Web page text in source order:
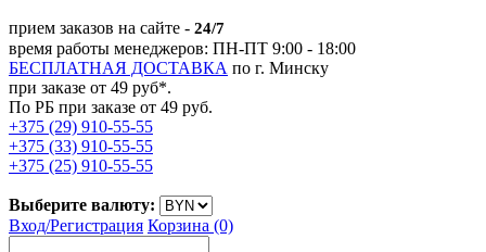
прием заказов на сайте - 24/7
время работы менеджеров: ПН-ПТ 9:00 - 18:00
БЕСПЛАТНАЯ ДОСТАВКА по г. Минску
при заказе от 49 руб*.
По РБ при заказе от 49 руб.
+375 (29) 910-55-55
+375 (33) 910-55-55
+375 (25) 910-55-55
Выберите валюту:
Вход/Регистрация Корзина (0)